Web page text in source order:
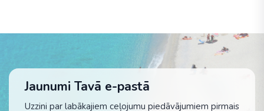
Jaunumi Tavā e-pastā
Uzzini par labākajiem ceļojumu piedāvājumiem pirmais